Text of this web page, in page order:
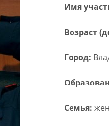
Имя
Возраст
Город:
Семья: